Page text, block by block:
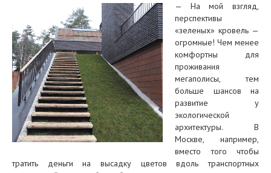
— На мой взгляд,
перспективы
«зеленых» кровель —
огромные! Чем менее
комфортны для
проживания
мегаполисы, тем
больше шансов на
развитие у
экологической
архитектуры. В
Москве, например,
вместо того чтобы
тратить деньги на высадку цветов вдоль транспортных